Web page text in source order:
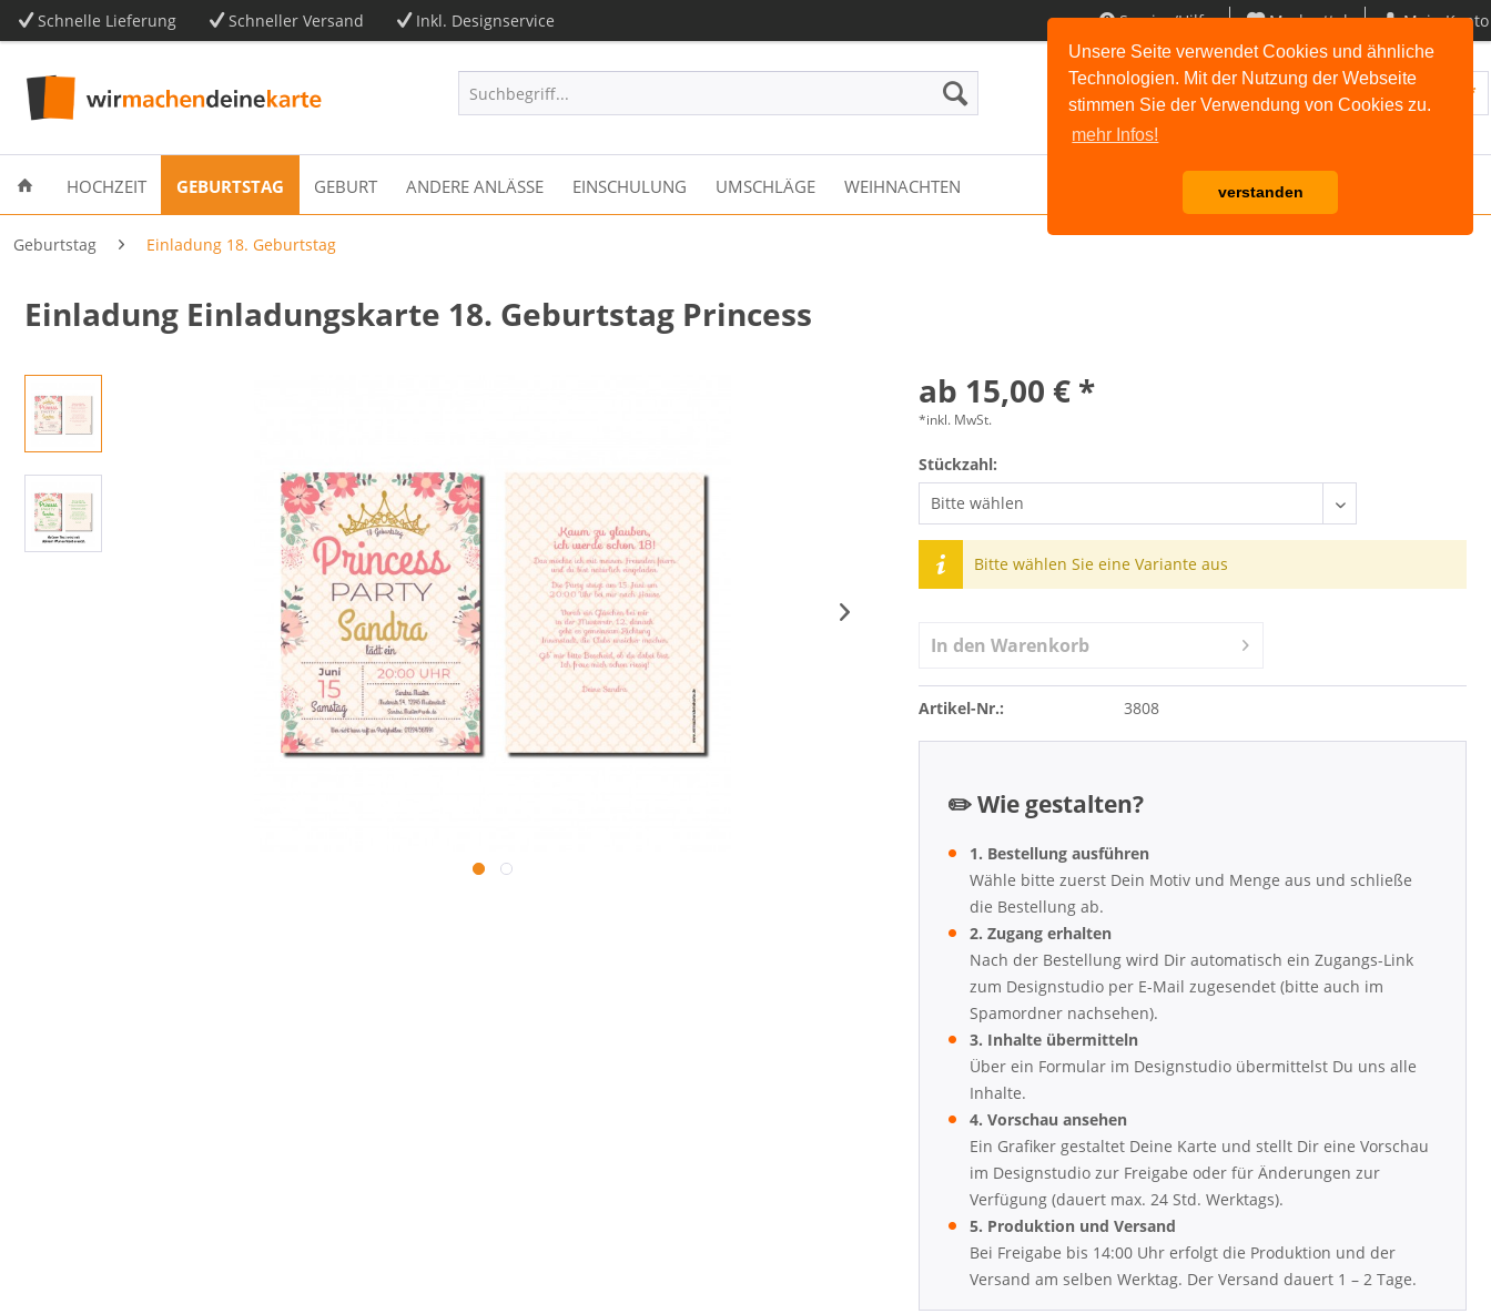
Unsere Seite verwendet Cookies und ähnliche
Technologien. Mit der Nutzung der Webseite
stimmen Sie der Verwendung von Cookies zu.
mehr Infos!
verstanden
Schnelle Lieferung Schneller Versand Inkl. Designservice Service/Hilfe Merkzettel Mein Konto
Warenkorb | 0,00 € *
HOCHZEIT GEBURTSTAG GEBURT ANDERE ANLÄSSE EINSCHULUNG UMSCHLÄGE WEIHNACHTEN
Geburtstag Einladung 18. Geburtstag
Einladung Einladungskarte 18. Geburtstag Princess
ab 15,00 € *
*inkl. MwSt.
Stückzahl:
Bitte wählen Sie eine Variante aus
In den Warenkorb
Artikel-Nr.: 3808
✏️ Wie gestalten?
1. Bestellung ausführen
Wähle bitte zuerst Dein Motiv und Menge aus und schließe
die Bestellung ab.
2. Zugang erhalten
Nach der Bestellung wird Dir automatisch ein Zugangs-Link
zum Designstudio per E-Mail zugesendet (bitte auch im
Spamordner nachsehen).
3. Inhalte übermitteln
Über ein Formular im Designstudio übermittelst Du uns alle
Inhalte.
4. Vorschau ansehen
Ein Grafiker gestaltet Deine Karte und stellt Dir eine Vorschau
im Designstudio zur Freigabe oder für Änderungen zur
Verfügung (dauert max. 24 Std. Werktags).
5. Produktion und Versand
Bei Freigabe bis 14:00 Uhr erfolgt die Produktion und der
Versand am selben Werktag. Der Versand dauert 1 – 2 Tage.